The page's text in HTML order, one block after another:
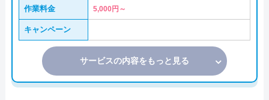
作業料金 5,000円～
キャンペーン
サービスの内容をもっと見る